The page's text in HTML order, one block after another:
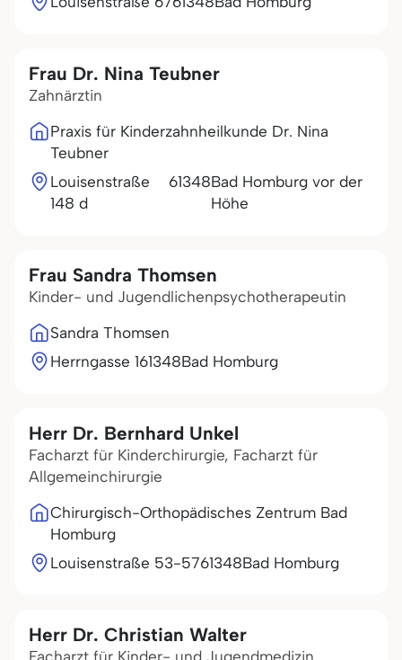
Frau Dr. Nina Teubner
Zahnärztin
Praxis für Kinderzahnheilkunde Dr. Nina
Teubner
Louisenstraße
148 d
61348Bad Homburg vor der
Höhe
Frau Sandra Thomsen
Kinder- und Jugendlichenpsychotherapeutin
Sandra Thomsen
Herrngasse 161348Bad Homburg
Herr Dr. Bernhard Unkel
Facharzt für Kinderchirurgie, Facharzt für
Allgemeinchirurgie
Chirurgisch-Orthopädisches Zentrum Bad
Homburg
Louisenstraße 53-5761348Bad Homburg
Herr Dr. Christian Walter
Facharzt für Kinder- und Jugendmedizin